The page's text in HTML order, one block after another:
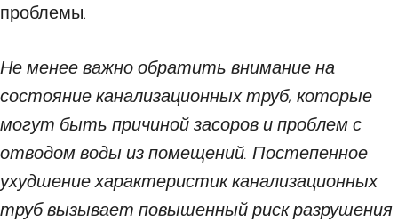
проблемы.
Не менее важно обратить внимание на
состояние канализационных труб, которые
могут быть причиной засоров и проблем с
отводом воды из помещений. Постепенное
ухудшение характеристик канализационных
труб вызывает повышенный риск разрушения